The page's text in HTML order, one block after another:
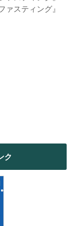
ァスティング』
ク